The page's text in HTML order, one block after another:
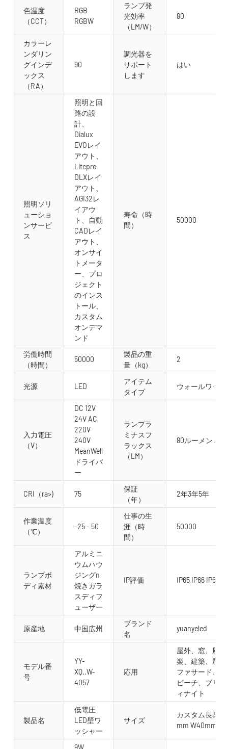
色温度
（CCT）
RGB
RGBW
ランプ発
光効率
（LM/W）
80
カラーレ
ンダリン
グインデ
ックス
（RA）
90
調光器を
サポート
します
はい
照明ソリ
ューショ
ンサービ
ス
照明と回
路の設
計、
Dialux
EVOレイ
アウト、
Litepro
DLXレイ
アウト、
AGI32レ
イアウ
ト、自動
CADレイ
アウト、
オンサイ
トメータ
ー、プロ
ジェクト
のインス
トール、
カスタム
オンデマ
ンド
寿命（時
間）
50000
労働時間
（時間）
50000
製品の重
量（kg）
2
光源 LED
アイテム
タイプ
ウォールワッ
入力電圧
（V）
DC 12V
24V AC
220V
240V
MeanWell
ドライバ
ー
ランプラ
ミナスフ
ラックス
（LM）
80ルーメン /w
CRI（ra>) 75
保証
（年）
2年3年5年
作業温度
（℃）
-25 - 50
仕事の生
涯（時
間）
50000
ランプボ
ディ素材
アルミニ
ウムハウ
ジングn
焼きガラ
スディフ
ューザー
IP評価 IP65 IP66 IP67
原産地 中国広州
ブランド
名
yuanyeled
モデル番
号
YY-
XQ..W-
4057
応用
屋外、窓、風
楽、建築、屋
ファサード、
ビーチ、ブリ
ィナイト
製品名
低電圧
LED壁ワ
ッシャー
サイズ
カスタム長
mm W40mm
9W、